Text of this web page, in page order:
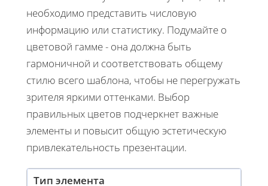
необходимо представить числовую
информацию или статистику. Подумайте о
цветовой гамме - она должна быть
гармоничной и соответствовать общему
стилю всего шаблона, чтобы не перегружать
зрителя яркими оттенками. Выбор
правильных цветов подчеркнет важные
элементы и повысит общую эстетическую
привлекательность презентации.
Тип элемента